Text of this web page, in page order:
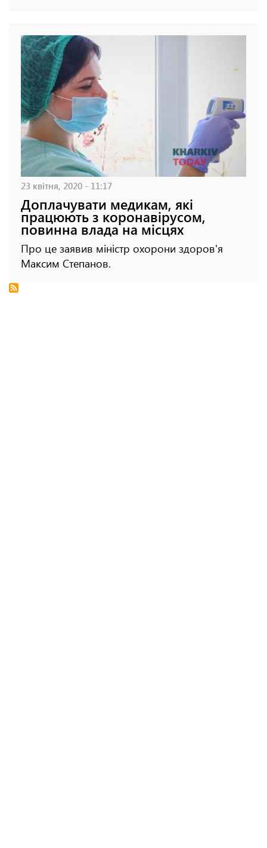
23 квітня, 2020 - 11:17
Доплачувати медикам, які
працюють з коронавірусом,
повинна влада на місцях
Про це заявив міністр охорони здоров'я
Максим Степанов.